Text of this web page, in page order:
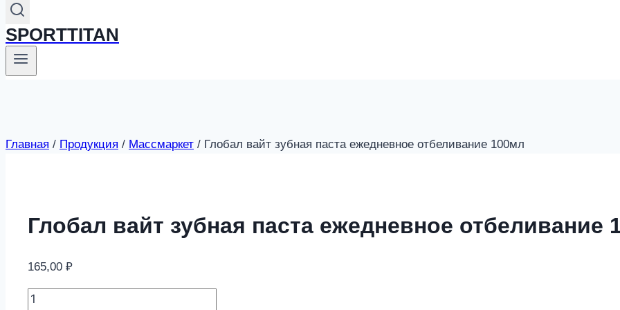
SPORTTITAN
Главная / Продукция / Массмаркет / Глобал вайт зубная паста ежедневное отбеливание 100мл
Глобал вайт зубная паста ежедневное отбеливание
165,00 ₽
Глобал